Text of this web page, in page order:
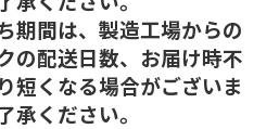
期間は、製造工場からの
の配送日数、お届け時不
短くなる場合がございま
承ください。